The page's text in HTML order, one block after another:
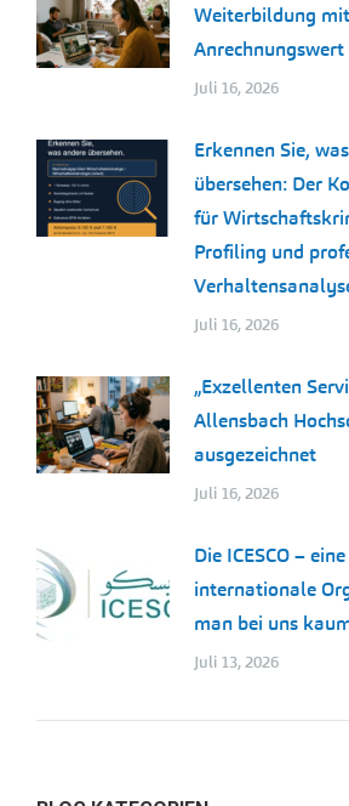
Weiterbildung
Anrechnungswert
Juli 16, 2026
Erkennen Sie,
übersehen: Der
für
Profiling und
Juli 16, 2026
„Exzellenten
Allensbach
ausgezeichnet
Juli 16, 2026
Die ICESCO –
internationale
man bei uns
Juli 13, 2026